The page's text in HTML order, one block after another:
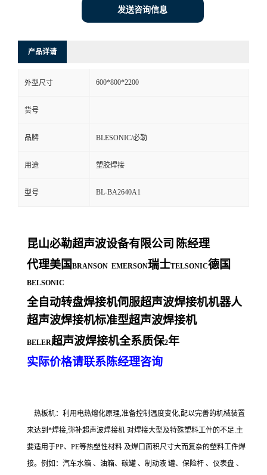
发送咨询信息
产品详请
外型尺寸 600*800*2200
货号
品牌 BLESONIC/必勒
用途 塑胶焊接
型号 BL-BA2640A1
昆山必勒超声波设备有限公司 陈经理
代理美国 BRANSON EMERSON瑞士TELSONIC德国
BELSONIC
全自动转盘焊接机伺服超声波焊接机机器人
超声波焊接机标准型超声波焊接机
BELER超声波焊接机全系质保2年
实际价格请联系陈经理咨询
热板机：利用电热熔化原理,准备控制温度变化,配以完善的机械装置
来达到*焊接,弥补超声波焊接机 对焊接大型及特殊塑料工件的不足.主
要适用于PP、PE等热塑性材料 及焊口面积尺寸大而复杂的塑料工件焊
接。例如：汽车水箱 、油箱、碳罐 、制动液 罐、保险杆 、仪表盘 、